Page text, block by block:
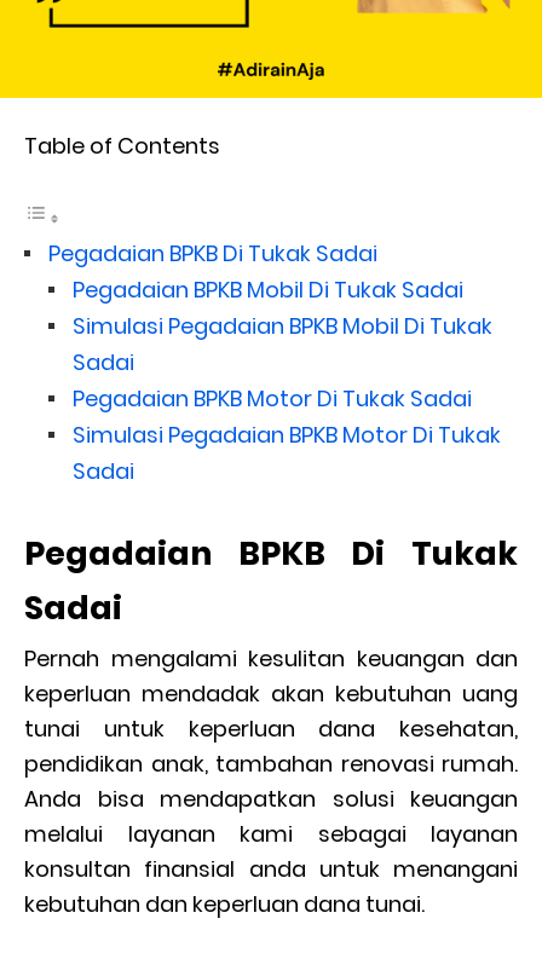
Table of Contents
Pegadaian BPKB Di Tukak Sadai
Pegadaian BPKB Mobil Di Tukak Sadai
Simulasi Pegadaian BPKB Mobil Di Tukak
Sadai
Pegadaian BPKB Motor Di Tukak Sadai
Simulasi Pegadaian BPKB Motor Di Tukak
Sadai
Pegadaian BPKB Di Tukak
Sadai
Pernah mengalami kesulitan keuangan dan
keperluan mendadak akan kebutuhan uang
tunai untuk keperluan dana kesehatan,
pendidikan anak, tambahan renovasi rumah.
Anda bisa mendapatkan solusi keuangan
melalui layanan kami sebagai layanan
konsultan finansial anda untuk menangani
kebutuhan dan keperluan dana tunai.